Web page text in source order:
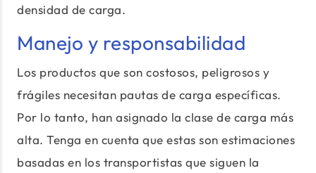
densidad de carga.
Manejo y responsabilidad
Los productos que son costosos, peligrosos y
frágiles necesitan pautas de carga específicas.
Por lo tanto, han asignado la clase de carga más
alta. Tenga en cuenta que estas son estimaciones
basadas en los transportistas que siguen la